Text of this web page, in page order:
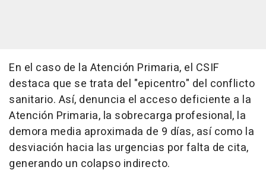
En el caso de la Atención Primaria, el CSIF
destaca que se trata del "epicentro" del conflicto
sanitario. Así, denuncia el acceso deficiente a la
Atención Primaria, la sobrecarga profesional, la
demora media aproximada de 9 días, así como la
desviación hacia las urgencias por falta de cita,
generando un colapso indirecto.